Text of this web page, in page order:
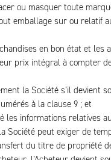
ou masquer toute
emballage sur ou relatif
en bon état et les
prix intégral à compter
la Société s’il devient
à la clause 9 ; et
les informations relatives
Société peut exiger de
du titre de propriété